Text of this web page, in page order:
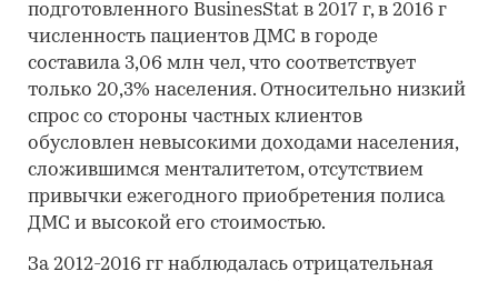
подготовленного BusinesStat в 2017 г, в 2016 г
численность пациентов ДМС в городе
составила 3,06 млн чел, что соответствует
только 20,3% населения. Относительно низкий
спрос со стороны частных клиентов
обусловлен невысокими доходами населения,
сложившимся менталитетом, отсутствием
привычки ежегодного приобретения полиса
ДМС и высокой его стоимостью.
За 2012-2016 гг наблюдалась отрицательная